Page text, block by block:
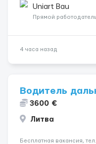
профессионалов на
профессионалов с
Uniart Bau
Прямой
4 часа назад
Водитель
3600 €
Литва
Бесплатная вакансия,